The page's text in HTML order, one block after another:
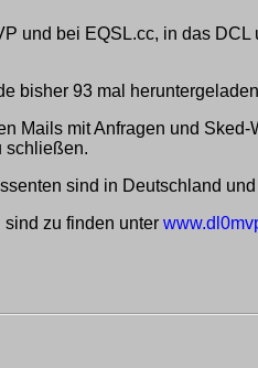
und bei EQSL.cc, in das
bisher 93 mal
Mails mit Anfragen und
schließen.
sind in Deutschland
sind zu finden unter